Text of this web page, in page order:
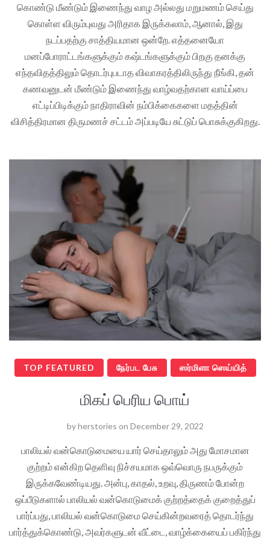
கொண்டு மீண்டும் இணைந்து வாழ அல்லது மறுமணம் செய்து
கொள்ள விரும்புவது அரிதாக இருக்கலாம், ஆனால், இது
நடப்பதற்கு சாத்தியமான ஒன்றே. எத்தனையோ
மனப்போராட்டங்களுக்கும் கஷ்டங்களுக்கும் பிறகு தனக்கு
எந்தவிதத்திலும் தொடர்புபடாத விவாகரத்திலிருந்து நீங்கி, தன்
கணவனுடன் மீண்டும் இணைந்து வாழ்வதற்கான வாய்ப்பை
எட்டிப்பிடிக்கும் நாதிராவின் நம்பிக்கைகளை மதத்தின்
விசித்திரமான திருமணச் சட்டம் அப்படியே சுட்டுப் பொசுக்குகிறது.
TOP FEATURED நேர்பட பேசு ஸர்மிளா ஸெய்யித்
மிகப் பெரிய பொய்
byherstories on December 29, 2022
பாலியல் வன்கொடுமையை யார் செய்தாலும் அது மோசமான
குற்றம் என்கிற தெளிவு நிச்சயமாக ஒவ்வொரு நபருக்கும்
இருக்கவேண்டியது. அன்பு, காதல், உறவு, திருணம் போன்ற
ஒப்பீடுகளால் பாலியல் வன்கொடுமைக் குற்றத்தைக் குறைத்துப்
பார்ப்பது, பாலியல் வன்கொடுமை செய்கின்றவரைத் தொடர்ந்து
பார்த்துக்கொண்டு, அவர்களுடன் வீட்டை, வாழ்க்கையைப் பகிர்ந்து